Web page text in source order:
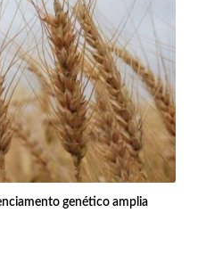
genético amplia